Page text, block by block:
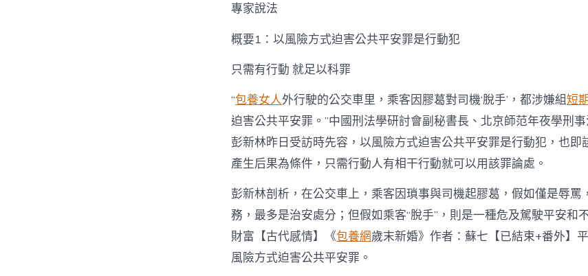
專家說法
概要1：以風險方式迫害公共平安罪是行動犯
只需有行動 就足以科罪
“包養女人外行駛的公交車里，乘客因膠葛對司機‘脫手’，都涉嫌組短
迫害公共平安罪。”中國刑法學研討會副秘書長、北京師范年夜學刑
彭新林昨日受訪時先容，以風險方式迫害公共平安罪是行動犯，也即
產生后果為條件，只需行動人有相干行動就可以用該罪論處。
彭新林剖析，在公交車上，乘客因瑣事與司機起膠葛，假如僅是辱罵
務，最多是治安處分；但假如乘客“脫手”，則是一種危及駕駛平安和
財富【古代感情】《包養網歲末新婚》作者：蘇七【已結束+番外】
風險方式迫害公共平安罪。